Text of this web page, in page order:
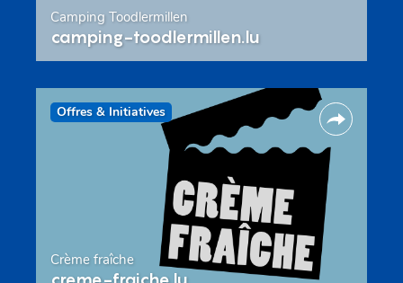
Camping Toodlermillen
camping-toodlermillen.lu
Offres & Initiatives
Crème fraîche